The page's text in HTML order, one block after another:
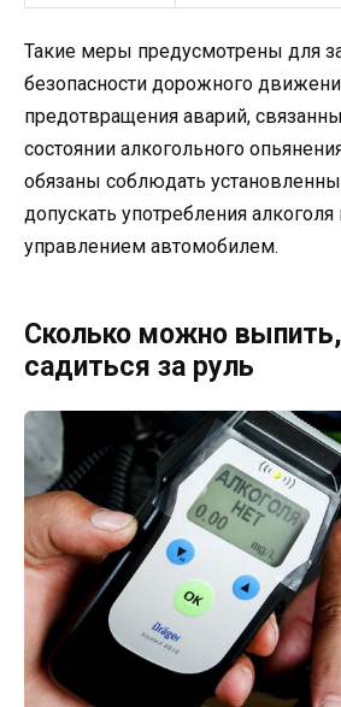
Такие меры предусмотрены для
безопасности дорожного
предотвращения аварий,
состоянии алкогольного
обязаны соблюдать
допускать употребления алкоголя
управлением автомобилем.
Сколько можно
садиться за руль